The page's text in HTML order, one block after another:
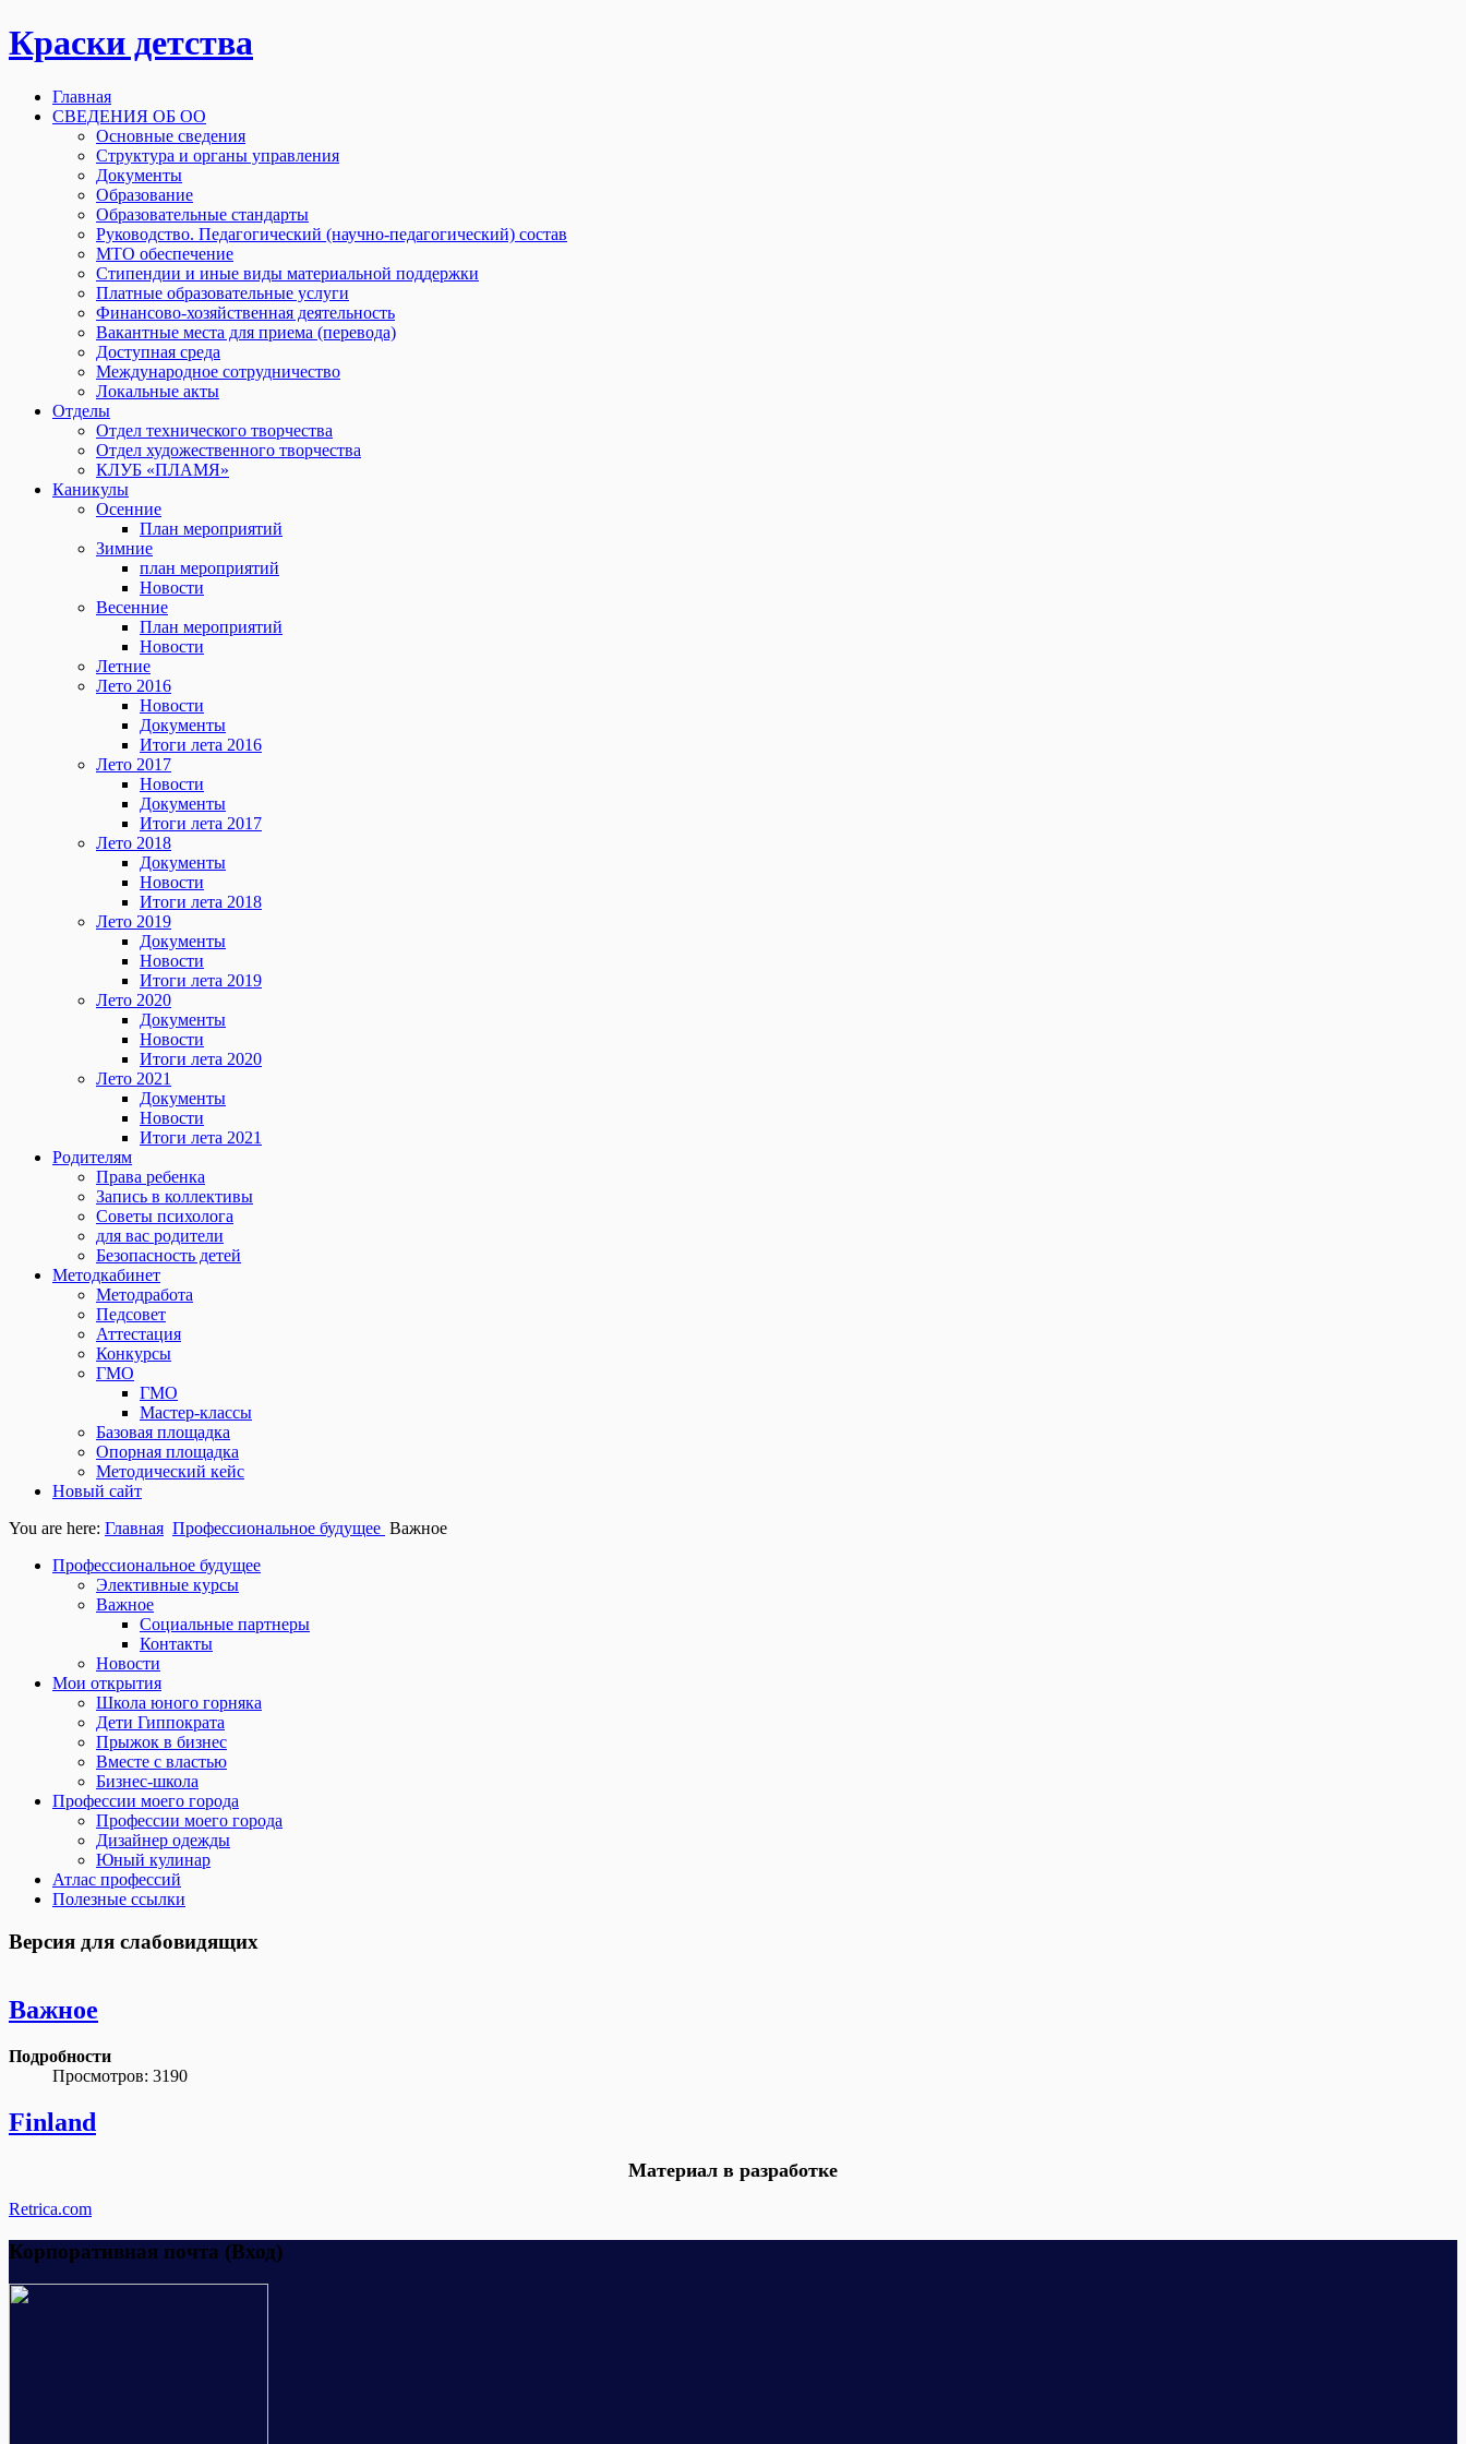
Краски детства
Главная
СВЕДЕНИЯ ОБ ОО
Основные сведения
Структура и органы управления
Документы
Образование
Образовательные стандарты
Руководство. Педагогический (научно-педагогический) состав
МТО обеспечение
Стипендии и иные виды материальной поддержки
Платные образовательные услуги
Финансово-хозяйственная деятельность
Вакантные места для приема (перевода)
Доступная среда
Международное сотрудничество
Локальные акты
Отделы
Отдел технического творчества
Отдел художественного творчества
КЛУБ «ПЛАМЯ»
Каникулы
Осенние
План мероприятий
Зимние
план мероприятий
Новости
Весенние
План мероприятий
Новости
Летние
Лето 2016
Новости
Документы
Итоги лета 2016
Лето 2017
Новости
Документы
Итоги лета 2017
Лето 2018
Документы
Новости
Итоги лета 2018
Лето 2019
Документы
Новости
Итоги лета 2019
Лето 2020
Документы
Новости
Итоги лета 2020
Лето 2021
Документы
Новости
Итоги лета 2021
Родителям
Права ребенка
Запись в коллективы
Советы психолога
для вас родители
Безопасность детей
Методкабинет
Методработа
Педсовет
Аттестация
Конкурсы
ГМО
ГМО
Мастер-классы
Базовая площадка
Опорная площадка
Методический кейс
Новый сайт
You are here: Главная Профессиональное будущее Важное
Профессиональное будущее
Элективные курсы
Важное
Социальные партнеры
Контакты
Новости
Мои открытия
Школа юного горняка
Дети Гиппократа
Прыжок в бизнес
Вместе с властью
Бизнес-школа
Профессии моего города
Профессии моего города
Дизайнер одежды
Юный кулинар
Атлас профессий
Полезные ссылки
Версия для слабовидящих
Важное
Подробности
Просмотров: 3190
Finland
Материал в разработке
Retrica.com
Корпоративная почта (Вход)